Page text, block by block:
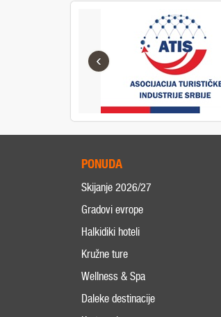
‹
PONUDA
Skijanje 2026/27
Gradovi evrope
Halkidiki hoteli
Kružne ture
Wellness & Spa
Daleke destinacije